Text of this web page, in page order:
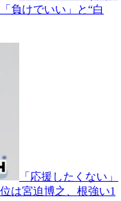
負けでいい」と“白
「応援したくない」
は宮迫博之、根強い1